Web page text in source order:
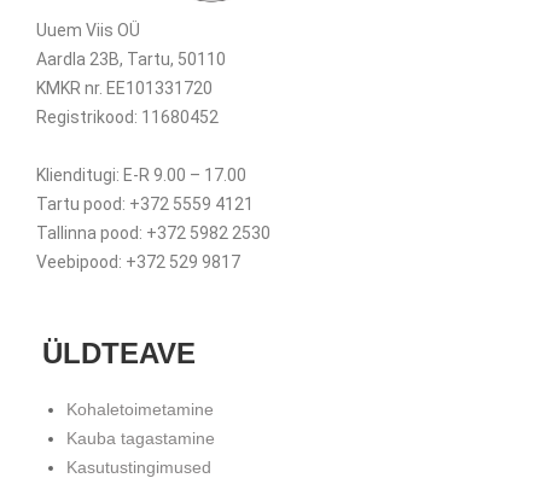
Uuem Viis OÜ
Aardla 23B, Tartu, 50110
KMKR nr. EE101331720
Registrikood: 11680452
Klienditugi: E-R 9.00 – 17.00
Tartu pood: +372 5559 4121
Tallinna pood: +372 5982 2530
Veebipood: +372 529 9817
ÜLDTEAVE
Kohaletoimetamine
Kauba tagastamine
Kasutustingimused